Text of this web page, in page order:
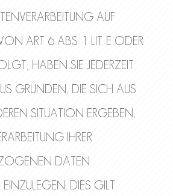
AUF
ART. 6 ABS. 1 LIT. E ODER
HABEN SIE JEDERZEIT
GRÜNDEN, DIE SICH AUS
SITUATION ERGEBEN,
IHRER
DATEN
DIES GILT